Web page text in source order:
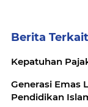
Berita Terkait
Kepatuhan
Generasi Emas
Pendidikan